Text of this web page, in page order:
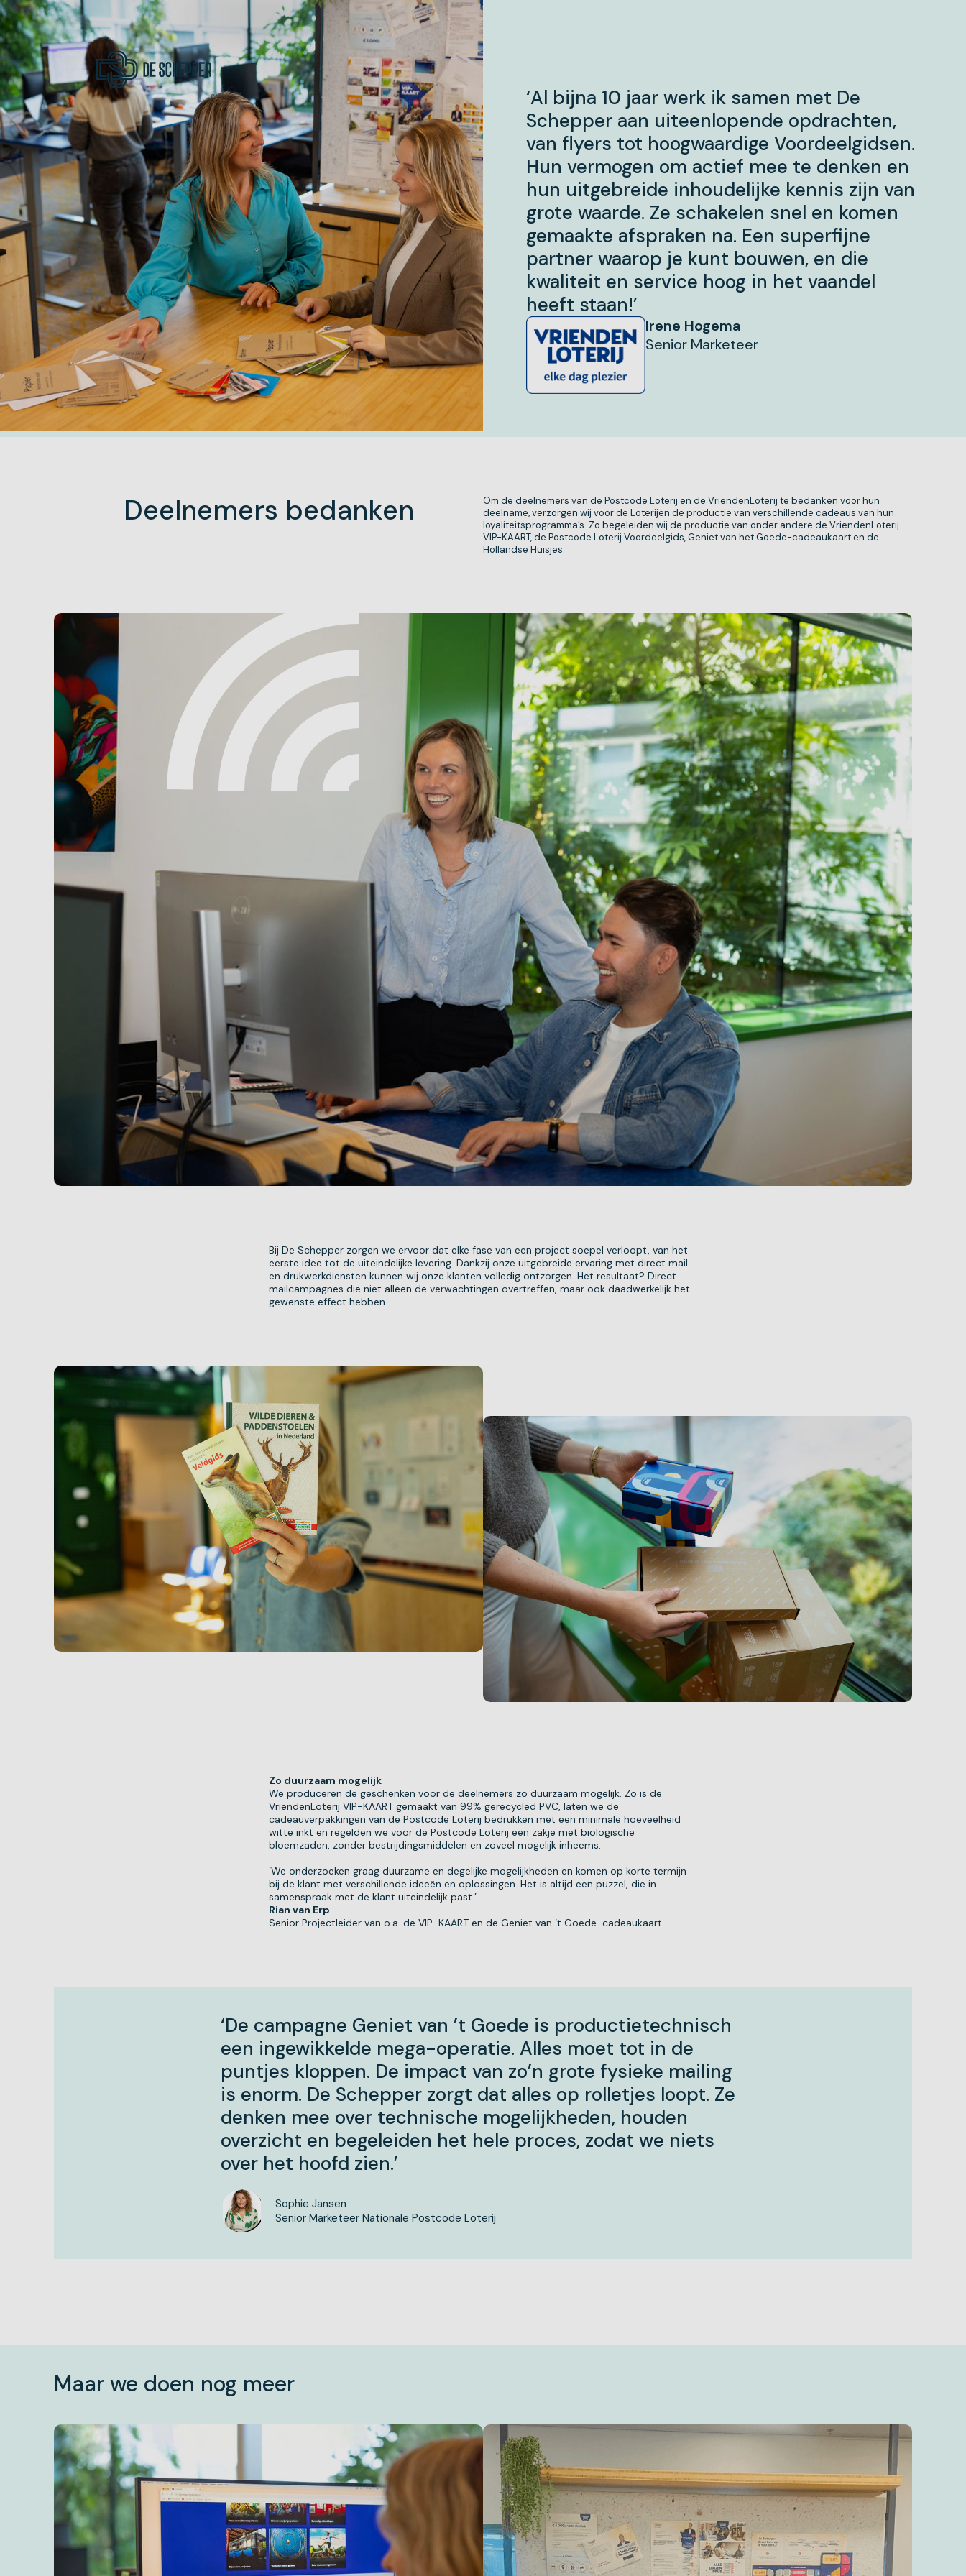
‘Al bijna 10 jaar werk ik samen met De
Schepper aan uiteenlopende opdrachten,
van flyers tot hoogwaardige Voordeelgidsen.
Hun vermogen om actief mee te denken en
hun uitgebreide inhoudelijke kennis zijn van
grote waarde. Ze schakelen snel en komen
gemaakte afspraken na. Een superfijne
partner waarop je kunt bouwen, en die
kwaliteit en service hoog in het vaandel
heeft staan!’
Irene Hogema
Senior Marketeer
Deelnemers bedanken
Om de deelnemers van de Postcode Loterij en de VriendenLoterij te bedanken voor hun
deelname, verzorgen wij voor de Loterijen de productie van verschillende cadeaus van hun
loyaliteitsprogramma’s. Zo begeleiden wij de productie van onder andere de VriendenLoterij
VIP-KAART, de Postcode Loterij Voordeelgids, Geniet van het Goede-cadeaukaart en de
Hollandse Huisjes.
Bij De Schepper zorgen we ervoor dat elke fase van een project soepel verloopt, van het
eerste idee tot de uiteindelijke levering. Dankzij onze uitgebreide ervaring met direct mail
en drukwerkdiensten kunnen wij onze klanten volledig ontzorgen. Het resultaat? Direct
mailcampagnes die niet alleen de verwachtingen overtreffen, maar ook daadwerkelijk het
gewenste effect hebben.
Zo duurzaam mogelijk
We produceren de geschenken voor de deelnemers zo duurzaam mogelijk. Zo is de
VriendenLoterij VIP-KAART gemaakt van 99% gerecycled PVC, laten we de
cadeauverpakkingen van de Postcode Loterij bedrukken met een minimale hoeveelheid
witte inkt en regelden we voor de Postcode Loterij een zakje met biologische
bloemzaden, zonder bestrijdingsmiddelen en zoveel mogelijk inheems.
‘We onderzoeken graag duurzame en degelijke mogelijkheden en komen op korte termijn
bij de klant met verschillende ideeën en oplossingen. Het is altijd een puzzel, die in
samenspraak met de klant uiteindelijk past.’
Rian van Erp
Senior Projectleider van o.a. de VIP-KAART en de Geniet van ‘t Goede-cadeaukaart
‘De campagne Geniet van ’t Goede is productietechnisch
een ingewikkelde mega-operatie. Alles moet tot in de
puntjes kloppen. De impact van zo’n grote fysieke mailing
is enorm. De Schepper zorgt dat alles op rolletjes loopt. Ze
denken mee over technische mogelijkheden, houden
overzicht en begeleiden het hele proces, zodat we niets
over het hoofd zien.’
Sophie Jansen
Senior Marketeer Nationale Postcode Loterij
Maar we doen nog meer